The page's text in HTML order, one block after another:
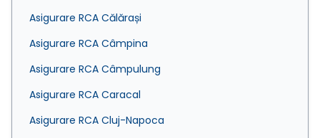
Asigurare RCA Călărași
Asigurare RCA Câmpina
Asigurare RCA Câmpulung
Asigurare RCA Caracal
Asigurare RCA Cluj-Napoca